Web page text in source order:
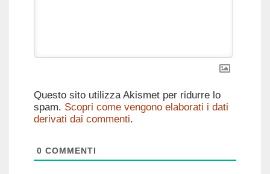
Questo sito utilizza Akismet per ridurre lo
spam. Scopri come vengono elaborati i dati
derivati dai commenti.
0 COMMENTI